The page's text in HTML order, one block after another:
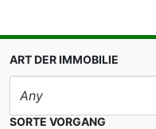
ART DER IMMOBILIE
SORTE VORGANG